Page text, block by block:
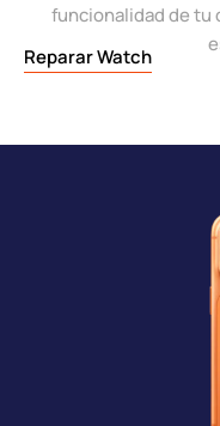
funcionalidad de
Reparar Watch